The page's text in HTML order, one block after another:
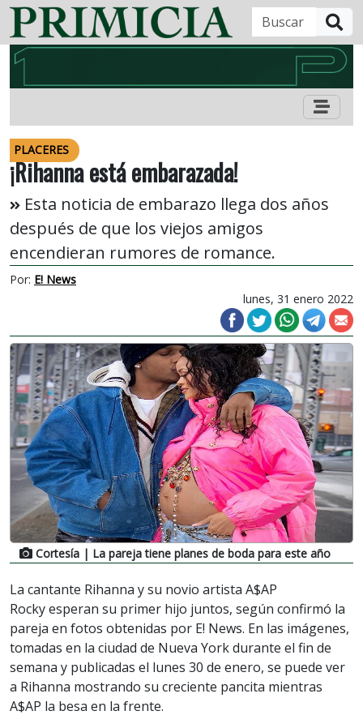
PLACERES
¡Rihanna está embarazada!
Esta noticia de embarazo llega dos años
después de que los viejos amigos
encendieran rumores de romance.
Por: E! News
lunes, 31 enero 2022
Cortesía | La pareja tiene planes de boda para este año
La cantante Rihanna y su novio artista A$AP
Rocky esperan su primer hijo juntos, según confirmó la
pareja en fotos obtenidas por E! News. En las imágenes,
tomadas en la ciudad de Nueva York durante el fin de
semana y publicadas el lunes 30 de enero, se puede ver
a Rihanna mostrando su creciente pancita mientras
A$AP la besa en la frente.